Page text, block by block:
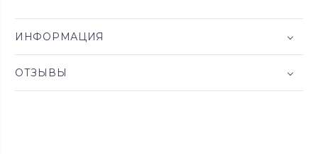
ИНФОРМАЦИЯ
ОТЗЫВЫ